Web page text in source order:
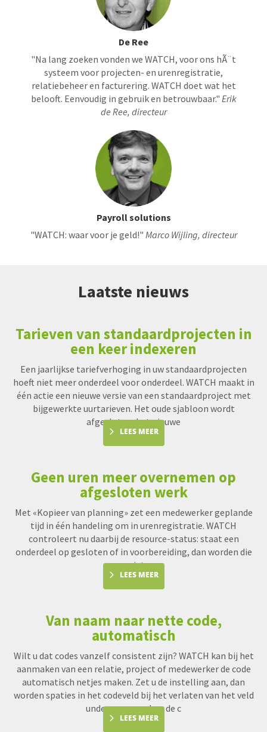
De Ree
"Na lang zoeken vonden we WATCH, voor ons hÃ¨t
systeem voor projecten- en urenregistratie,
relatiebeheer en facturering. WATCH doet wat het
belooft. Eenvoudig in gebruik en betrouwbaar." Erik
de Ree, directeur
Payroll solutions
"WATCH: waar voor je geld!" Marco Wijling, directeur
Laatste nieuws
Tarieven van standaardprojecten in
een keer indexeren
Een jaarlijkse tariefverhoging in uw standaardprojecten
hoeft niet meer onderdeel voor onderdeel. WATCH maakt in
één actie een nieuwe versie van een standaardproject met
bijgewerkte uurtarieven. Het oude sjabloon wordt
afgesloten, het nieuwe
LEES MEER
Geen uren meer overnemen op
afgesloten werk
Met «Kopieer van planning» zet een medewerker geplande
tijd in één handeling om in urenregistratie. WATCH
controleert nu daarbij de resource-status: staat een
onderdeel op gesloten of in voorbereiding, dan worden die
uren niet me
LEES MEER
Van naam naar nette code,
automatisch
Wilt u dat codes vanzelf consistent zijn? WATCH kan bij het
aanmaken van een relatie, project of medewerker de code
automatisch netjes maken. Zet u de instelling aan, dan
worden spaties in het codeveld bij het verlaten van het veld
underscores en kan de c
LEES MEER